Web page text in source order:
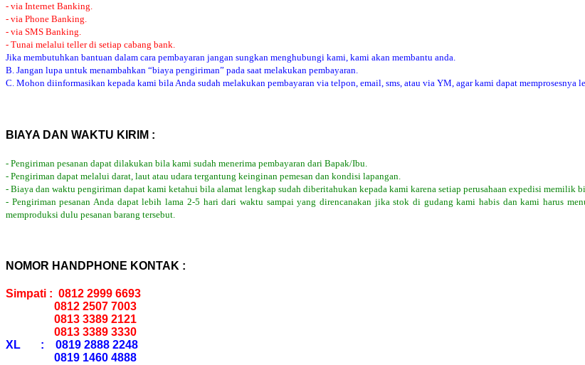
- via Internet Banking.
- via Phone Banking.
- via SMS Banking.
- Tunai melalui teller di setiap cabang bank.
Jika membutuhkan bantuan dalam cara pembayaran jangan sungkan menghubungi kami, kami akan membantu anda.
B. Jangan lupa untuk menambahkan “biaya pengiriman” pada saat melakukan pembayaran.
C. Mohon diinformasikan kepada kami bila Anda sudah melakukan pembayaran via telpon, email, sms, atau via YM, agar kami dapat memprosesnya
BIAYA DAN WAKTU KIRIM :
- Pengiriman pesanan dapat dilakukan bila kami sudah menerima pembayaran dari Bapak/Ibu.
- Pengiriman dapat melalui darat, laut atau udara tergantung keinginan pemesan dan kondisi lapangan.
- Biaya dan waktu pengiriman dapat kami ketahui bila alamat lengkap sudah diberitahukan kepada kami karena setiap perusahaan expedisi memilik
- Pengiriman pesanan Anda dapat lebih lama 2-5 hari dari waktu sampai yang direncanakan jika stok di gudang kami habis dan kami harus
memproduksi dulu pesanan barang tersebut.
NOMOR HANDPHONE KONTAK :
Simpati : 0812 2999 6693
0812 2507 7003
0813 3389 2121
0813 3389 3330
XL : 0819 2888 2248
0819 1460 4888